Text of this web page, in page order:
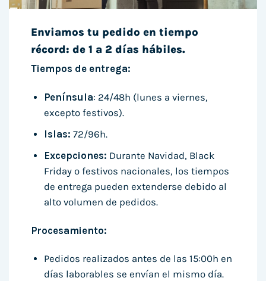
Enviamos tu pedido en tiempo
récord: de 1 a 2 días hábiles.
Tiempos de entrega:
Península: 24/48h (lunes a viernes,
excepto festivos).
Islas: 72/96h.
Excepciones: Durante Navidad, Black
Friday o festivos nacionales, los tiempos
de entrega pueden extenderse debido al
alto volumen de pedidos.
Procesamiento:
Pedidos realizados antes de las 15:00h en
días laborables se envían el mismo día.